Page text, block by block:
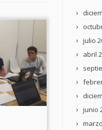
julio
abril
junio